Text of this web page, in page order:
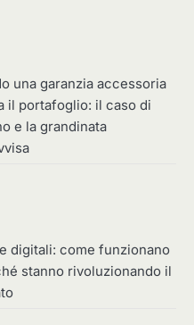
una garanzia accessoria
il portafoglio: il caso di
e la grandinata
digitali: come funzionano
stanno rivoluzionando il